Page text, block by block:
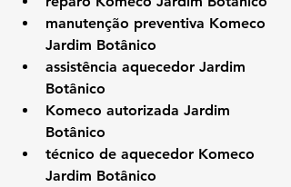
manutenção preventiva Komeco
Jardim Botânico
assistência aquecedor Jardim
Botânico
Komeco autorizada Jardim
Botânico
técnico de aquecedor Komeco
Jardim Botânico